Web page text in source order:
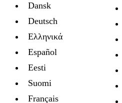
Dansk
Deutsch
Ελληνικά
Español
Eesti
Suomi
Français